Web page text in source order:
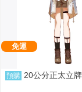
免運
預購 20公分正太立牌